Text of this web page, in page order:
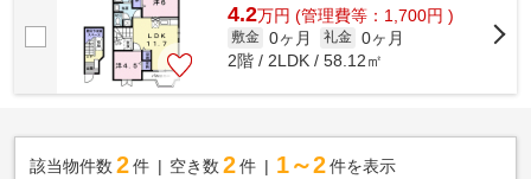
4.2万円 (管理費等：1,700円 )
敷金 0ヶ月 礼金 0ヶ月
2階 / 2LDK / 58.12㎡
該当物件数 2件 空き数 2 件 1～2 件を表示